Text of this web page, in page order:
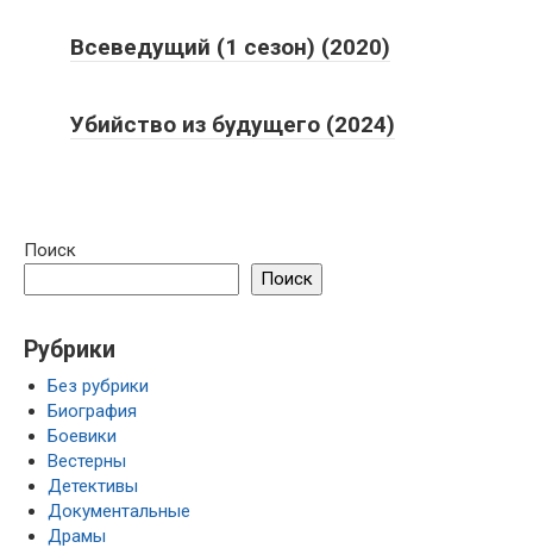
Всеведущий (1 сезон) (2020)
Убийство из будущего (2024)
Поиск
Поиск
Рубрики
Без рубрики
Биография
Боевики
Вестерны
Детективы
Документальные
Драмы